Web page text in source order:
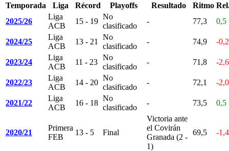
Temporada Liga Récord Playoffs Resultado Ritmo
2025/26
Liga
ACB
15 - 19
No
clasificado
- 77,3 0,5
2024/25
Liga
ACB
13 - 21
No
clasificado
- 74,9 -0,2
2023/24
Liga
ACB
11 - 23
No
clasificado
- 71,8 -2,6
2022/23
Liga
ACB
14 - 20
No
clasificado
- 72,1 -2,0
2021/22
Liga
ACB
16 - 18
No
clasificado
- 73,5 0,5
2020/21
Primera
FEB
13 - 5 Final
Victoria ante
el Covirán
Granada (2 -
1)
69,5 -1,4